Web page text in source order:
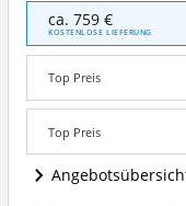
Thieme
AirTrack-
Basic
by
AirTrack
Factory
Angebote:
Wo
ca. 759 €
KOSTENLOSE LIEFERUNG
Top Preis
Top Preis